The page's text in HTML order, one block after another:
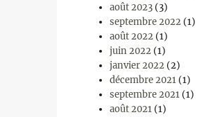
août 2023 (3)
septembre 2022 (1)
août 2022 (1)
juin 2022 (1)
janvier 2022 (2)
décembre 2021 (1)
septembre 2021 (1)
août 2021 (1)